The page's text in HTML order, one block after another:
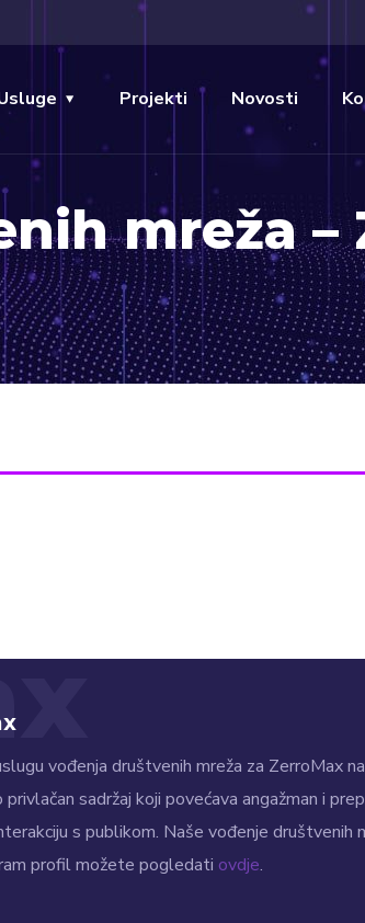
Projekti Novosti
mreža –
vođenja društvenih mreža za ZerroMax
sadržaj koji povećava angažman i
s publikom. Naše vođenje društvenih
profil možete pogledati ovdje.